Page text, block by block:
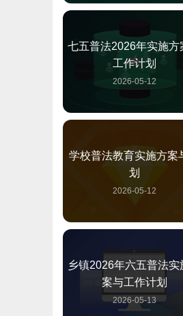
七五普法2026年实施方
工作计划
2026-05-12
学校普法教育实施方案
划
2026-05-12
乡镇2026年六五普法实
案与工作计划
2026-05-13